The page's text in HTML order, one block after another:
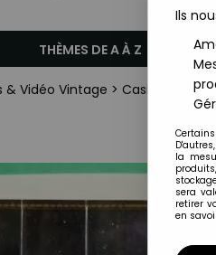
THÈMES DE A À Z
& Vidéo Vintage > Casio
Ils
la
sera
retirer
en